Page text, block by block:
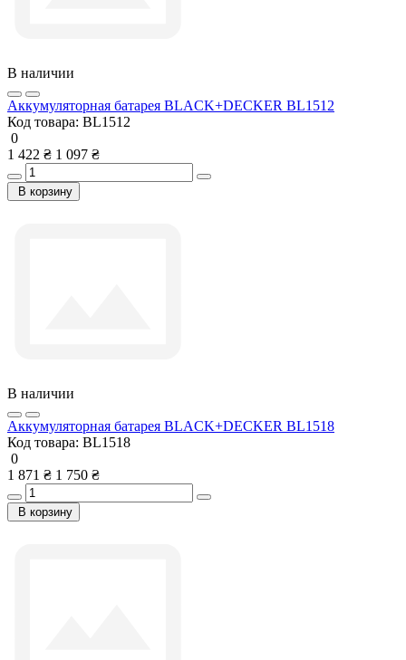
В наличии
Аккумуляторная батарея BLACK+DECKER BL1512
Код товара: BL1512
0
1 422 ₴ 1 097 ₴
В корзину
В наличии
Аккумуляторная батарея BLACK+DECKER BL1518
Код товара: BL1518
0
1 871 ₴ 1 750 ₴
В корзину